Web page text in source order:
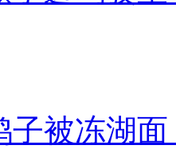
子被冻湖